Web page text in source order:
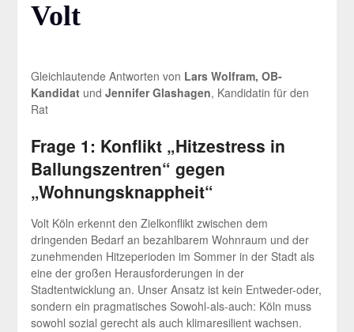
Volt
Gleichlautende Antworten von Lars Wolfram, OB-
Kandidatund Jennifer Glashagen, Kandidatin für den
Rat
Frage 1: Konflikt „Hitzestress in
Ballungszentren“ gegen
„Wohnungsknappheit“
Volt Köln erkennt den Zielkonflikt zwischen dem
dringenden Bedarf an bezahlbarem Wohnraum und der
zunehmenden Hitzeperioden im Sommer in der Stadt als
eine der großen Herausforderungen in der
Stadtentwicklung an. Unser Ansatz ist kein Entweder-oder,
sondern ein pragmatisches Sowohl-als-auch: Köln muss
sowohl sozial gerecht als auch klimaresilient wachsen.